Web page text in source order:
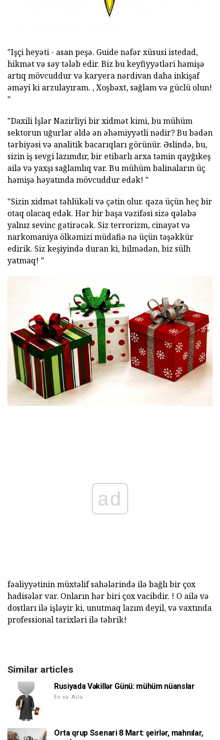
"Işçi heyəti - asan peşə. Guide nəfər xüsusi istedad,
hikmət və səy tələb edir. Biz bu keyfiyyətləri həmişə
artıq mövcuddur və karyera nərdivan daha inkişaf
əməyi ki arzulayıram. , Xoşbəxt, sağlam və güclü olun!
"
"Daxili İşlər Nazirliyi bir xidmət kimi, bu mühüm
sektorun uğurlar əldə ən əhəmiyyətli nədir?Bu bədən
tərbiyəsi və analitik bacarıqları görünür. Əslində, bu,
sizin iş sevgi lazımdır, bir etibarlı arxa təmin qayğıkeş
ailə və yaxşı sağlamlıq var. Bu mühüm balinaların üç
həmişə həyatında mövcuddur edək! "
"Sizin xidmət təhlükəli və çətin olur. qəza üçün heç bir
otaq olacaq edək. Hər bir başa vəzifəsi sizə qələbə
yalnız sevinc gətirəcək. Siz terrorizm, cinayət və
narkomaniya ölkəmizi müdafiə nə üçün təşəkkür
edirik. Siz keşiyində duran ki, bilmədən, biz sülh
yatmaq! "
ad
fəaliyyətinin müxtəlif sahələrində ilə bağlı bir çox
hadisələr var. Onların hər biri çox vacibdir. ! O ailə və
dostları ilə işləyir ki, unutmaq lazım deyil, və vaxtında
professional tarixləri ilə təbrik!
Similar articles
Rusiyada Vəkillər Günü: mühüm nüanslar
Ev və Ailə
Orta qrup Ssenari 8 Mart: şeirlər, mahnılar,